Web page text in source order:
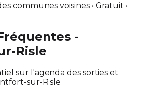
communes voisines • Gratuit •
-
Risle
sur l'agenda des sorties et
sur-Risle